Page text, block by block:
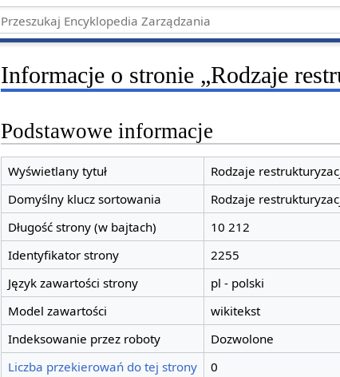
Informacje o stronie „Rodzaje
Podstawowe informacje
Wyświetlany tytuł
Rodzaje
Domyślny klucz sortowania
Rodzaje
Długość strony (w bajtach)
10 212
Identyfikator strony
2255
Język zawartości strony
pl - polski
Model zawartości
wikitekst
Indeksowanie przez roboty
Dozwolone
Liczba przekierowań do tej strony
0